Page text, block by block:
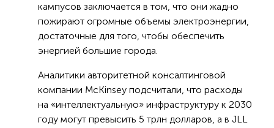
кампусов заключается в том, что они жадно
пожирают огромные объемы электроэнергии,
достаточные для того, чтобы обеспечить
энергией большие города.
Аналитики авторитетной консалтинговой
компании McKinsey подсчитали, что расходы
на «интеллектуальную» инфраструктуру к 2030
году могут превысить 5 трлн долларов, а в JLL